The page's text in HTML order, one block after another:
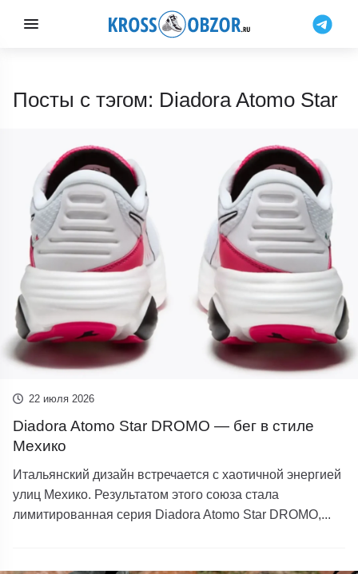
Посты с тэгом: Diadora Atomo Star
22 июля 2026
Diadora Atomo Star DROMO — бег в стиле
Мехико
Итальянский дизайн встречается с хаотичной энергией
улиц Мехико. Результатом этого союза стала
лимитированная серия Diadora Atomo Star DROMO,...